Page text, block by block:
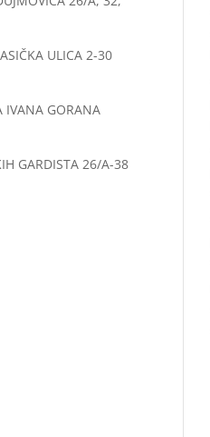
ULICA 2-30
GORANA
GARDISTA 26/A-38